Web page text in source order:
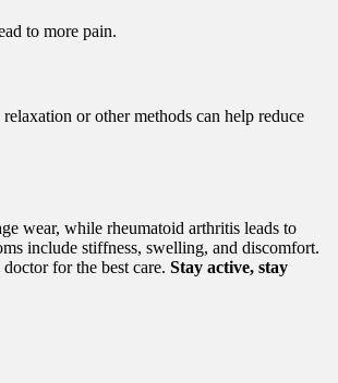
to more pain.
or other methods can help reduce
wear, while rheumatoid arthritis leads to
include stiffness, swelling, and discomfort.
for the best care. Stay active, stay